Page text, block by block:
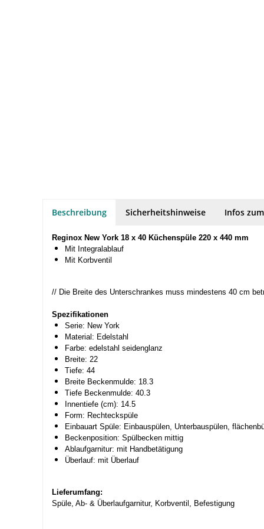
Beschreibung Sicherheitshinweise Infos
Reginox New York 18 x 40 Küchenspüle 220 x 440 mm
Mit Integralablauf
Mit Korbventil
// Die Breite des Unterschrankes muss mindestens 40 cm
Spezifikationen
Serie: New York
Material: Edelstahl
Farbe: edelstahl seidenglanz
Breite: 22
Tiefe: 44
Breite Beckenmulde: 18.3
Tiefe Beckenmulde: 40.3
Innentiefe (cm): 14.5
Form: Rechteckspüle
Einbauart Spüle: Einbauspülen, Unterbauspülen,
Beckenposition: Spülbecken mittig
Ablaufgarnitur: mit Handbetätigung
Überlauf: mit Überlauf
Lieferumfang:
Spüle, Ab- & Überlaufgarnitur, Korbventil, Befestigung